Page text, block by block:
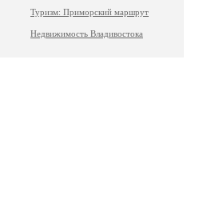
Туризм: Приморский маршрут
Недвижимость Владивостока